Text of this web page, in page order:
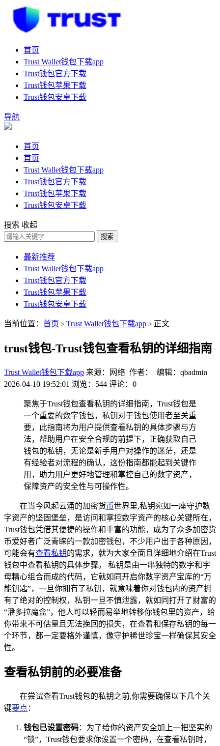
首页
Trust Wallet钱包下载app
Trust钱包官方下载
Trust钱包苹果下载
Trust钱包安卓下载
导航
首页
首页
Trust Wallet钱包下载app
Trust钱包官方下载
Trust钱包苹果下载
Trust钱包安卓下载
搜索 收起
搜索
最新推荐
Trust Wallet钱包下载app
Trust钱包官方下载
Trust钱包苹果下载
Trust钱包安卓下载
当前位置： 首页 > Trust Wallet钱包下载app > 正文
trust钱包-Trust钱包查看私钥的详细指南
Trust Wallet钱包下载app 来源：网络 作者： 编辑：qbadmin
2026-04-10 19:52:01 浏览：544 评论：0
聚焦于Trust钱包查看私钥的详细指南，Trust钱包是
一个重要的数字钱包，私钥对于钱包使用者至关重
要，此指南将为用户提供查看私钥的具体步骤与方
法，帮助用户在安全合规的前提下，正确获取自己
钱包的私钥，无论是新手用户对操作的迷茫，还是
有经验者对流程的确认，这份指南都能起到关键作
用，助力用户更好地管理和掌控自己的数字资产，
保障资产的安全性与可操作性。
在当今风起云涌的加密货币世界里,私钥宛如一座守护数
字资产的坚固堡垒，是访问和掌控数字资产的核心关键所在，
Trust钱包凭借其便捷的操作和丰富的功能，成为了众多加密货
币爱好者广泛青睐的一款加密钱包，不少用户出于各种原因，
可能会有查看私钥的需求，就为大家全面且详细地介绍在Trust
钱包中查看私钥的具体步骤。 私钥是由一串独特的数字和字
母精心组合而成的代码，它就如同开启你数字资产宝库的“万
能钥匙”，一旦你拥有了私钥，就意味着你对钱包内的资产拥
有了绝对的控制权，私钥一旦不慎泄露，就如同打开了财富的
“潘多拉魔盒”，他人可以轻而易举地转移你钱包里的资产，给
你带来不可估量且无法挽回的损失，在查看和保存私钥的每一
个环节，都一定要格外谨慎，像守护稀世珍宝一样确保其安全
性。
查看私钥前的必要准备
在尝试查看Trust钱包的私钥之前,你需要确保以下几个关
键要点 ：
钱包已设置密码：为了给你的资产安全加上一把坚实的
“锁”，Trust钱包要求你设置一个密码，在查看私钥时，